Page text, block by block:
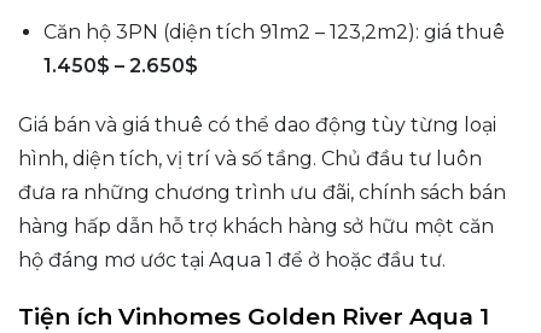
Căn hộ 3PN (diện tích 91m2 – 123,2m2): giá thuê
1.450$ – 2.650$
Giá bán và giá thuê có thể dao động tùy từng loại
hình, diện tích, vị trí và số tầng. Chủ đầu tư luôn
đưa ra những chương trình ưu đãi, chính sách bán
hàng hấp dẫn hỗ trợ khách hàng sở hữu một căn
hộ đáng mơ ước tại Aqua 1 để ở hoặc đầu tư.
Tiện ích Vinhomes Golden River Aqua 1